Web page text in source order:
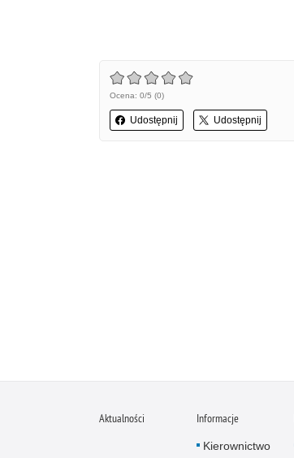
Ocena: 0/5 (0)
Udostępnij Udostępnij
Aktualności Informacje
Kierownictwo